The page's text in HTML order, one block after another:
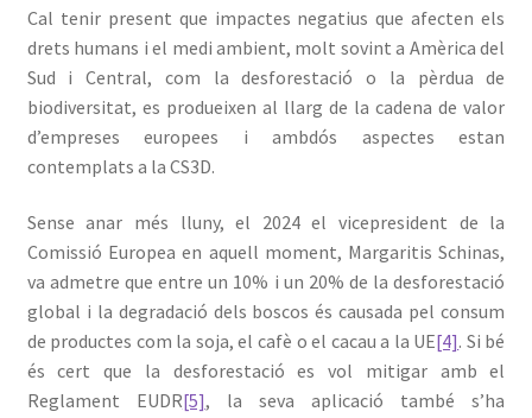
Cal tenir present que impactes negatius que afecten els
drets humans i el medi ambient, molt sovint a Amèrica del
Sud i Central, com la desforestació o la pèrdua de
biodiversitat, es produeixen al llarg de la cadena de valor
d’empreses europees i ambdós aspectes estan
contemplats a la CS3D.
Sense anar més lluny, el 2024 el vicepresident de la
Comissió Europea en aquell moment, Margaritis Schinas,
va admetre que entre un 10% i un 20% de la desforestació
global i la degradació dels boscos és causada pel consum
de productes com la soja, el cafè o el cacau a la UE[4]. Si bé
és cert que la desforestació es vol mitigar amb el
Reglament EUDR[5], la seva aplicació també s’ha